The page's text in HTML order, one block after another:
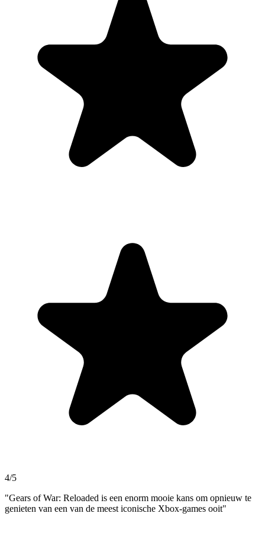
4/5
"Gears of War: Reloaded is een enorm mooie kans om opnieuw te
genieten van een van de meest iconische Xbox-games ooit"